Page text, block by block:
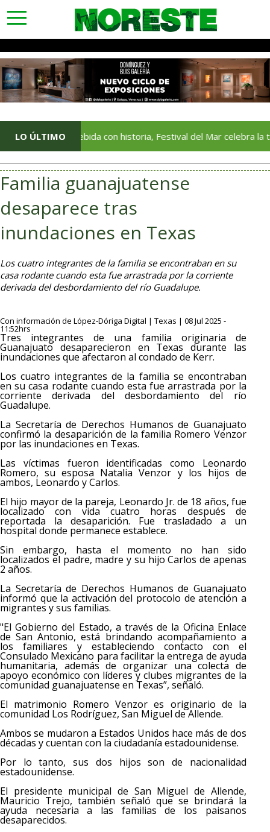
toggle
navigation
LO ÚLTIMO
Una bebida con historia, Festival del Mar celebra la tradición
Familia guanajuatense
desaparece tras
inundaciones en Texas
Los cuatro integrantes de la familia se encontraban en su
casa rodante cuando esta fue arrastrada por la corriente
derivada del desbordamiento del río Guadalupe.
Con información de López-Dóriga Digital | Texas | 08 Jul 2025 -
11:52hrs
Tres integrantes de una familia originaria de
Guanajuato desaparecieron en Texas durante las
inundaciones que afectaron al condado de Kerr.
Los cuatro integrantes de la familia se encontraban
en su casa rodante cuando esta fue arrastrada por la
corriente derivada del desbordamiento del río
Guadalupe.
La Secretaría de Derechos Humanos de Guanajuato
confirmó la desaparición de la familia Romero Venzor
por las inundaciones en Texas.
Las víctimas fueron identificadas como Leonardo
Romero, su esposa Natalia Venzor y los hijos de
ambos, Leonardo y Carlos.
El hijo mayor de la pareja, Leonardo Jr. de 18 años, fue
localizado con vida cuatro horas después de
reportada la desaparición. Fue trasladado a un
hospital donde permanece establece.
Sin embargo, hasta el momento no han sido
localizados el padre, madre y su hijo Carlos de apenas
2 años.
La Secretaría de Derechos Humanos de Guanajuato
informó que la activación del protocolo de atención a
migrantes y sus familias.
"El Gobierno del Estado, a través de la Oficina Enlace
de San Antonio, está brindando acompañamiento a
los familiares y estableciendo contacto con el
Consulado Mexicano para facilitar la entrega de ayuda
humanitaria, además de organizar una colecta de
apoyo económico con líderes y clubes migrantes de la
comunidad guanajuatense en Texas”, señaló.
El matrimonio Romero Venzor es originario de la
comunidad Los Rodríguez, San Miguel de Allende.
Ambos se mudaron a Estados Unidos hace más de dos
décadas y cuentan con la ciudadanía estadounidense.
Por lo tanto, sus dos hijos son de nacionalidad
estadounidense.
El presidente municipal de San Miguel de Allende,
Mauricio Trejo, también señaló que se brindará la
ayuda necesaria a las familias de los paisanos
desaparecidos.